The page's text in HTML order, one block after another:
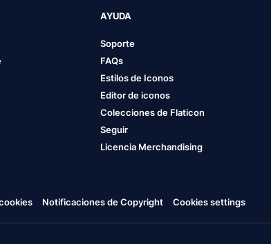
AYUDA
Soporte
FAQs
Estilos de Iconos
Editor de iconos
Colecciones de Flaticon
Seguir
Licencia Merchandising
Notificaciones de Copyright Cookies settings